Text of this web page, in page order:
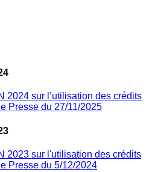
2024 sur l’utilisation des crédits
Presse du 27/11/2025
2023 sur l'utilisation des crédits
Presse du 5/12/2024